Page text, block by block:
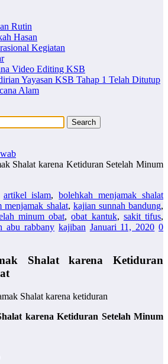
Rutin
Hasan
Kegiatan
Video Editing KSB
Yayasan KSB Tahap 1 Telah Ditutup
Alam
Shalat karena Ketiduran Setelah Minum
artikel islam,bolehkah menjamak shalat
menjamak shalat, kajian sunnah bandung,
minum obat,obat kantuk, sakit tifus,
abu rabbany kajiban Januari 11, 2020 0
Shalat karena Ketiduran
karena Ketiduran Setelah Minum